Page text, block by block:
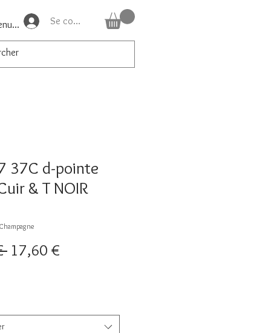
Se connecter
37C d-pointe
& T NOIR
Prix
17,60 €